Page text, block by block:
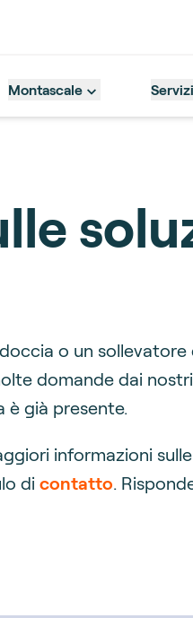
Montascale
o un sollevatore
domande dai
è già presente.
informazioni
di contatto.